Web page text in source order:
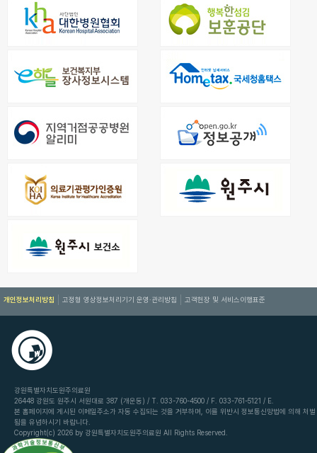
개인정보처리방침 고정형 영상정보처리기기 운영·관리방침 고객헌장 및 서비스이행표준
강원특별자치도원주의료원
26448 강원도 원주시 서원대로 387 (개운동) / T. 033-760-4500 / F. 033-761-5121 / E.
본 홈페이지에 게시된 이메일주소가 자동 수집되는 것을 거부하며, 이를 위반시 정보통신망법에 의해 처벌
됨을 유념하시기 바랍니다.
Copyright(c) 2026 by 강원특별자치도원주의료원 All Rights Reserved.